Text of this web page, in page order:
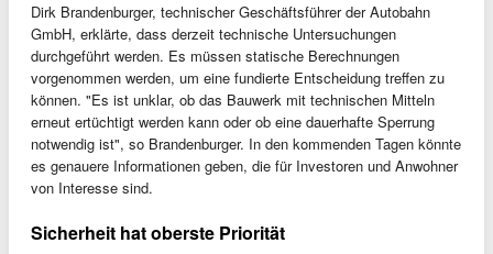
Dirk Brandenburger, technischer Geschäftsführer der Autobahn
GmbH, erklärte, dass derzeit technische Untersuchungen
durchgeführt werden. Es müssen statische Berechnungen
vorgenommen werden, um eine fundierte Entscheidung treffen zu
können. "Es ist unklar, ob das Bauwerk mit technischen Mitteln
erneut ertüchtigt werden kann oder ob eine dauerhafte Sperrung
notwendig ist", so Brandenburger. In den kommenden Tagen könnte
es genauere Informationen geben, die für Investoren und Anwohner
von Interesse sind.
Sicherheit hat oberste Priorität